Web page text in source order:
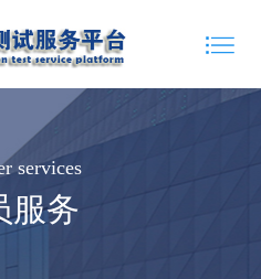
services
服务